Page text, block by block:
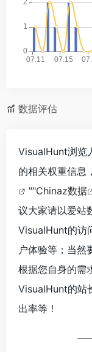
数据评估
VisualHunt浏览
的相关权重信息
""Chinaz数据
议大家请以爱站
VisualHunt的访
户体验等；当然
根据您自身的需
VisualHunt的站
出率等！